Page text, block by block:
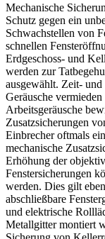
Mechanische
Schutz gegen ein
Schwachstellen von
schnellen
Erdgeschoss- und
werden zur
ausgewählt. Zeit-
Geräusche
Arbeitsgeräusche
Zusatzsicherungen
Einbrecher oftmals
mechanische
Erhöhung der
Fenstersicherungen
werden. Dies gilt
abschließbare
und elektrische
Metallgitter montiert